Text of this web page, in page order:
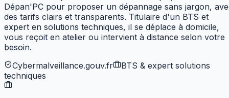
Dépan'PC pour proposer un dépannage sans jargon,
des tarifs clairs et transparents. Titulaire d'un BTS et
expert en solutions techniques, il se déplace à domicile,
vous reçoit en atelier ou intervient à distance selon votre
besoin.
Cybermalveillance.gouv.fr
BTS & expert solutions
techniques